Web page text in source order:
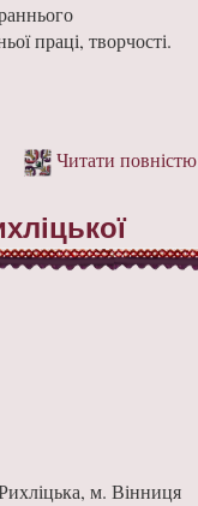
праці, творчості.
Читати повністю
м. Вінниця